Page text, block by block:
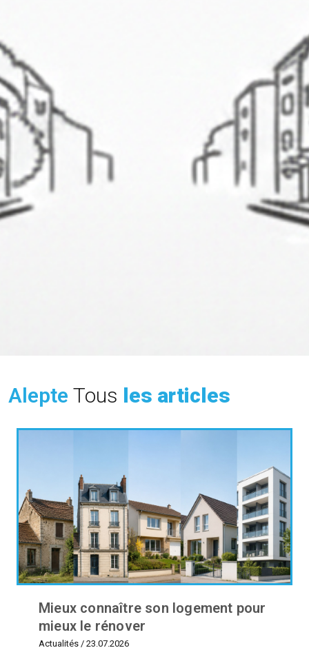
Alepte Tous les articles
Mieux connaître son logement pour
mieux le rénover
Actualités / 23.07.2026